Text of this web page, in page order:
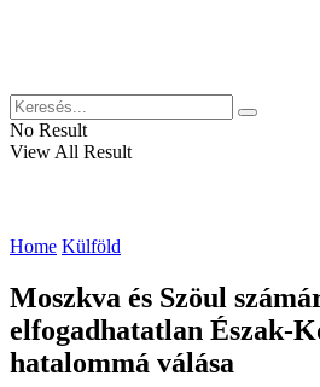
No Result
View All Result
Home Külföld
Moszkva és Szöul
elfogadhatatlan Észak-
hatalommá válása